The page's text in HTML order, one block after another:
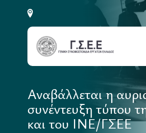
Αναβάλλεται η
συνέντευξη τύπου
και του ΙΝΕ/ΓΣΕΕ